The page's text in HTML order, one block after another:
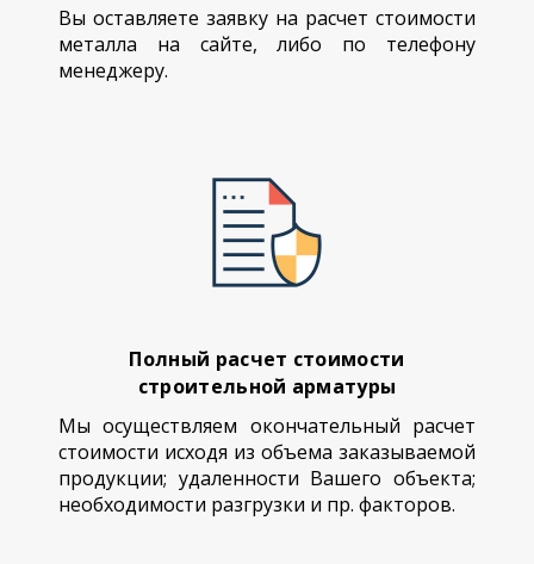
Вы оставляете заявку на расчет стоимости
металла на сайте, либо по телефону
менеджеру.
Полный расчет стоимости
строительной арматуры
Мы осуществляем окончательный расчет
стоимости исходя из объема заказываемой
продукции; удаленности Вашего объекта;
необходимости разгрузки и пр. факторов.